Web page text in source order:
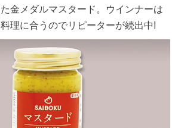
金メダルマスタード。ウインナーは
理に合うのでリピーターが続出中!